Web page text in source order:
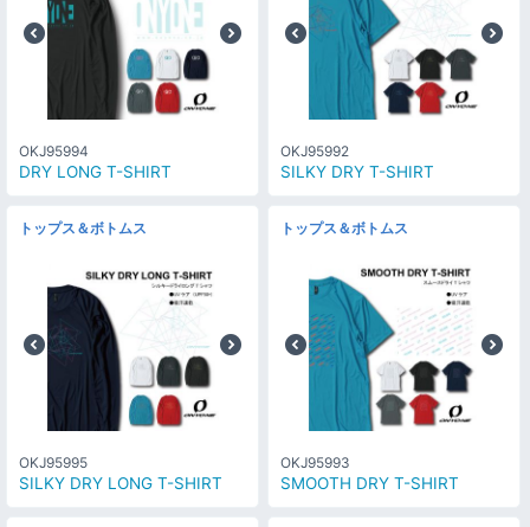
OKJ95994
DRY LONG T-SHIRT
OKJ95992
SILKY DRY T-SHIRT
トップス＆ボトムス
OKJ95995
SILKY DRY LONG T-SHIRT
トップス＆ボトムス
OKJ95993
SMOOTH DRY T-SHIRT